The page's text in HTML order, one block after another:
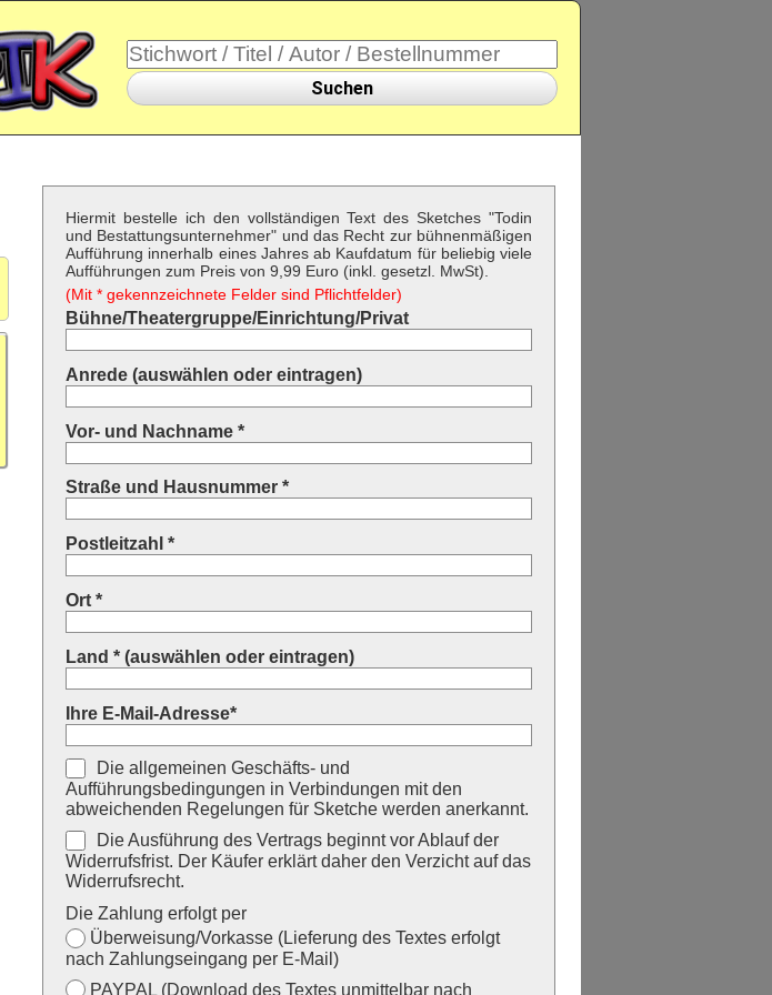
Suchen
Hiermit bestelle ich den vollständigen Text des Sketches "Todin
und Bestattungsunternehmer" und das Recht zur bühnenmäßigen
Aufführung innerhalb eines Jahres ab Kaufdatum für beliebig viele
Aufführungen zum Preis von 9,99 Euro (inkl. gesetzl. MwSt).
(Mit * gekennzeichnete Felder sind Pflichtfelder)
Bühne/Theatergruppe/Einrichtung/Privat
Anrede (auswählen oder eintragen)
Vor- und Nachname *
Straße und Hausnummer *
Postleitzahl *
Ort *
Land * (auswählen oder eintragen)
Ihre E-Mail-Adresse*
Die allgemeinen Geschäfts- und
Aufführungsbedingungen in Verbindungen mit den
abweichenden Regelungen für Sketche werden anerkannt.
Die Ausführung des Vertrags beginnt vor Ablauf der
Widerrufsfrist. Der Käufer erklärt daher den Verzicht auf das
Widerrufsrecht.
Die Zahlung erfolgt per
Überweisung/Vorkasse (Lieferung des Textes erfolgt
nach Zahlungseingang per E-Mail)
PAYPAL (Download des Textes unmittelbar nach